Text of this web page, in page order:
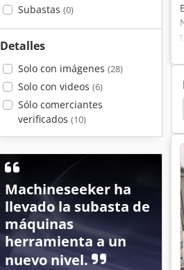
Subastas (0)
Detalles
Solo con imágenes (28)
Solo con videos (6)
Sólo comerciantes
verificados (10)
Machineseeker ha
llevado la subasta de
máquinas
herramienta a un
nuevo nivel.
Centro De Fresado Espiral